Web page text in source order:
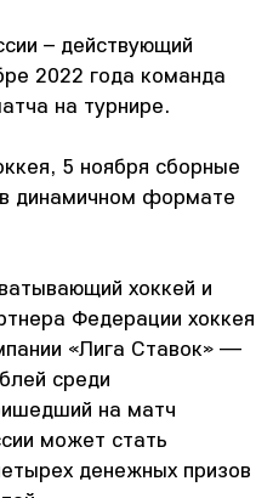
– действующий
2022 года команда
на турнире.
5 ноября сборные
динамичном формате
хоккей и
Федерации хоккея
«Лига Ставок» —
среди
на матч
может стать
денежных призов